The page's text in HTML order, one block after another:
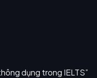
dụng trong IELTS”